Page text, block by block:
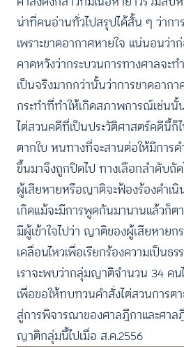
น่าที่คนอ่านทั่วไปสรุปได้สั้น ๆ ว่ากา
เพราะขาดอากาศหายใจ แน่นอนว่
คาดหวังว่ากระบวนการทางศาลจะท
เป็นจริงมากกว่านั้นว่าการขาดอาก
กระทำที่ทำให้เกิดสภาพการณ์เช่นนั้
ไต่สวนคดีที่เป็นประวัติศาสตร์คดีนี้
ตากใบ หนทางที่จะสานต่อให้มีการ
ขึ้นมาจึงถูกปิดไป ทางเลือกลำดับถั
ผู้เสียหายหรือญาติจะฟ้องร้องดำเ
เกิดแม้จะมีการพูดกันมานานแล้วก็ต
มีผู้เข้าใจไปว่า ญาติของผู้เสียหาย
เคลื่อนไหวเพื่อเรียกร้องความเป็น
เราจะพบว่ากลุ่มญาติจำนวน 34 ค
เพื่อขอให้ทบทวนคำสั่งไต่สวนการต
สู่การพิจารณาของศาลฎีกาและศาล
ญาติกลุ่มนี้ไปเมื่อ ส.ค.2556